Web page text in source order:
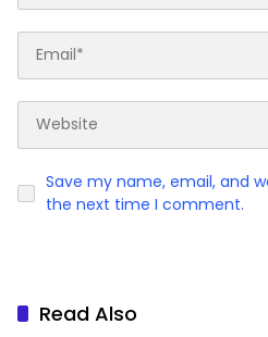
Save my name, email, and
the next time I comment.
Read Also